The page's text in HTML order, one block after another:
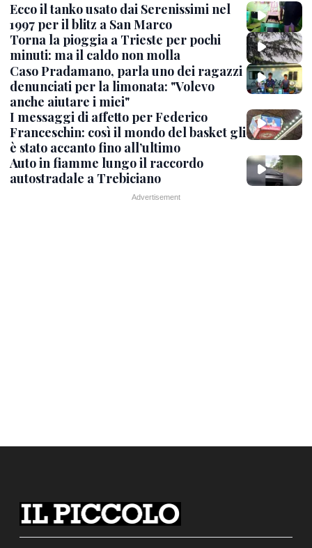
Ecco il tanko usato dai Serenissimi nel
1997 per il blitz a San Marco
Torna la pioggia a Trieste per pochi
minuti: ma il caldo non molla
Caso Pradamano, parla uno dei ragazzi
denunciati per la limonata: "Volevo
anche aiutare i miei"
I messaggi di affetto per Federico
Franceschin: così il mondo del basket gli
è stato accanto fino all’ultimo
Auto in fiamme lungo il raccordo
autostradale a Trebiciano